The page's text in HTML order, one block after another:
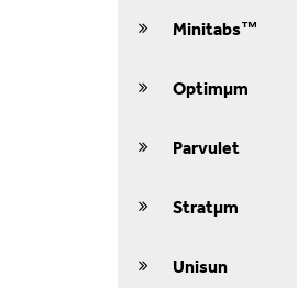
Minitabs™
Optimμm
Parvulet
Stratμm
Unisun